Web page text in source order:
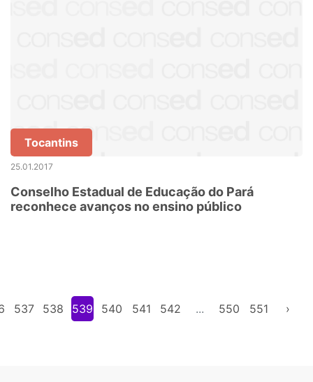
Tocantins
25.01.2017
Conselho Estadual de Educação do Pará
reconhece avanços no ensino público
537 538 539 540 541 542 ... 550 551 ›